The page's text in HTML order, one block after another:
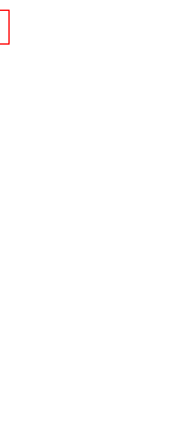
รามกลางเมือง
กับเหตุการณ์ที่เกิด